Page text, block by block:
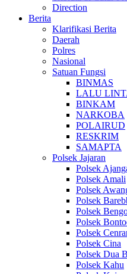
Direction
Berita
Klarifikasi Berita
Daerah
Polres
Nasional
Satuan Fungsi
BINMAS
LALU
BINKAM
NARKOBA
POLAIRUD
RESKRIM
SAMAPTA
Polsek Jajaran
Polsek
Polsek Amali
Polsek
Polsek
Polsek
Polsek
Polsek
Polsek Cina
Polsek Dua
Polsek Kahu